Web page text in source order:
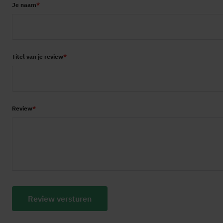
Je naam
Titel van je review
Review
Review versturen